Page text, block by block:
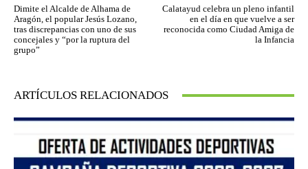
Dimite el Alcalde de Alhama de
Aragón, el popular Jesús Lozano,
tras discrepancias con uno de sus
concejales y “por la ruptura del
grupo”
Calatayud celebra un pleno infantil
en el día en que vuelve a ser
reconocida como Ciudad Amiga de
la Infancia
ARTÍCULOS RELACIONADOS